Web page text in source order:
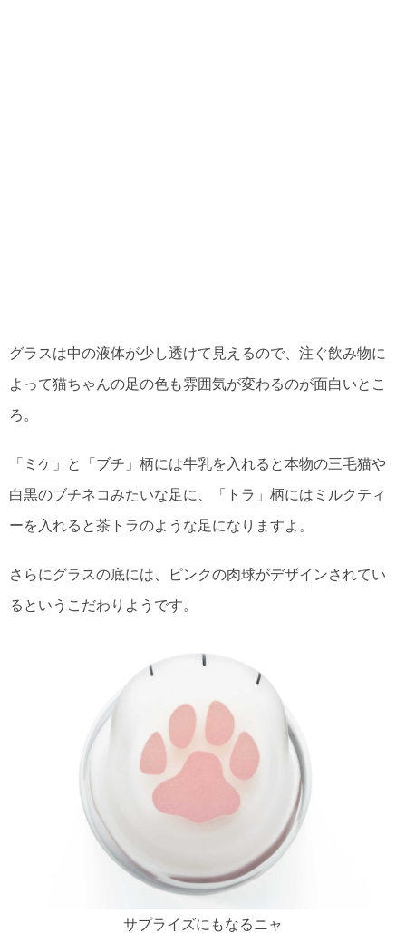
グラスは中の液体が少し透けて見えるので、注ぐ飲み物に
よって猫ちゃんの足の色も雰囲気が変わるのが面白いとこ
ろ。
「ミケ」と「ブチ」柄には牛乳を入れると本物の三毛猫や
白黒のブチネコみたいな足に、「トラ」柄にはミルクティ
ーを入れると茶トラのような足になりますよ。
さらにグラスの底には、ピンクの肉球がデザインされてい
るというこだわりようです。
サプライズにもなるニャ